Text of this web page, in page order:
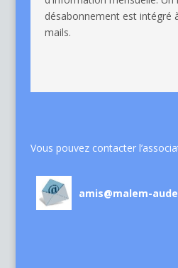
désabonnement est intégré
mails.
Vous pouvez contacter
amis@malem-